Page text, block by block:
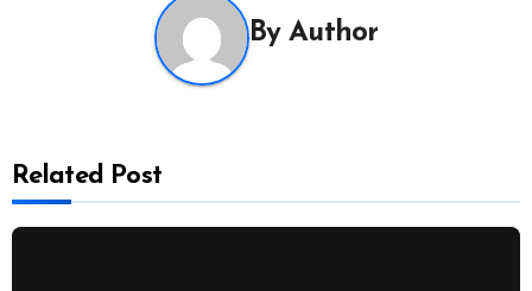
ByAuthor
Related Post